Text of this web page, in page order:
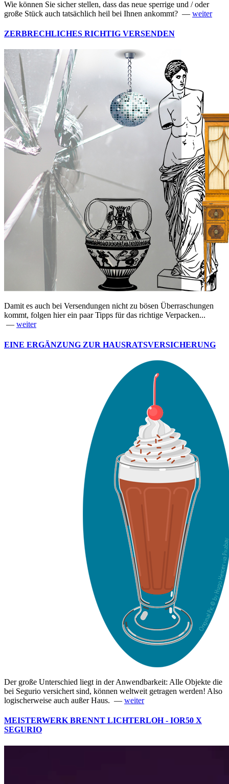
Wie können Sie sicher stellen, dass das neue sperrige und / oder
große Stück auch tatsächlich heil bei Ihnen ankommt? — weiter
ZERBRECHLICHES RICHTIG VERSENDEN
Damit es auch bei Versendungen nicht zu bösen Überraschungen
kommt, folgen hier ein paar Tipps für das richtige Verpacken...
— weiter
EINE ERGÄNZUNG ZUR HAUSRATSVERSICHERUNG
Der große Unterschied liegt in der Anwendbarkeit: Alle Objekte die
bei Segurio versichert sind, können weltweit getragen werden! Also
logischerweise auch außer Haus. — weiter
MEISTERWERK BRENNT LICHTERLOH - IOR50 X
SEGURIO